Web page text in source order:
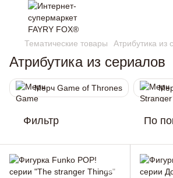
Тематические товары Атрибутика из
Атрибутика из сериалов
Мерч Game of Thrones
Фильтр По